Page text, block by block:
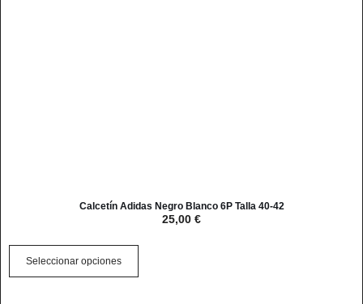
Calcetín Adidas Negro Blanco 6P Talla 40-42
25,00 €
Seleccionar opciones